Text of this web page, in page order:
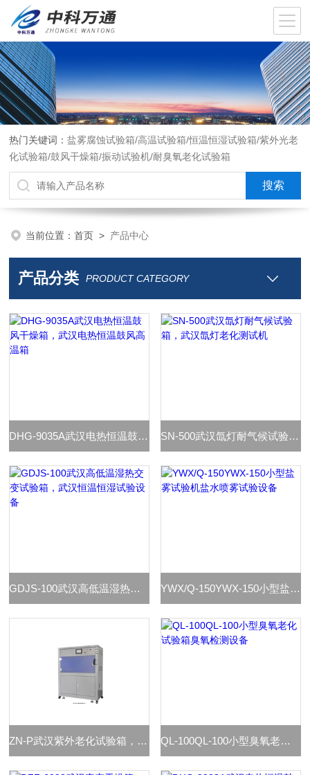
热门关键词：盐雾腐蚀试验箱/高温试验箱/恒温恒湿试验箱/紫外光老
化试验箱/鼓风干燥箱/振动试验机/耐臭氧老化试验箱
当前位置：首页 > 产品中心
产品分类 PRODUCT CATEGORY
DHG-9035A武汉电热恒温鼓风干燥箱，武汉电热恒温鼓风高温箱 SN-500武汉氙灯耐气候试验箱，武汉氙灯老化测试机
GDJS-100武汉高低温湿热交变试验箱，武汉恒温恒湿试验设备 YWX/Q-150YWX-150小型盐雾试验机盐水喷雾试验设备
ZN-P武汉紫外老化试验箱，武汉紫外线耐气候试验机 QL-100QL-100小型臭氧老化试验箱臭氧检测设备